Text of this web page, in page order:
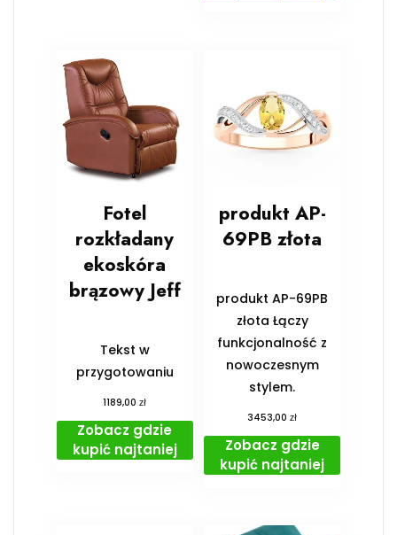
Fotel
rozkładany
ekoskóra
brązowy Jeff
Tekst w
przygotowaniu
1189,00zł
Zobacz gdzie
kupić najtaniej
produkt AP-
69PB złota
produkt AP-69PB
złota Łączy
funkcjonalność z
nowoczesnym
stylem.
3453,00zł
Zobacz gdzie
kupić najtaniej